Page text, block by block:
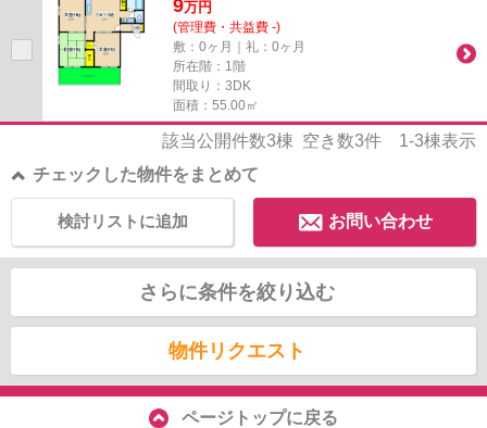
9万円
(管理費・共益費 -)
敷：0ヶ月｜礼：0ヶ月
所在階：1階
間取り：3DK
面積：55.00㎡
該当公開件数3棟 空き数3件 1-3棟表示
チェックした物件をまとめて
お問い合わせ
検討リストに追加
さらに条件を絞り込む
物件リクエスト
ページトップに戻る